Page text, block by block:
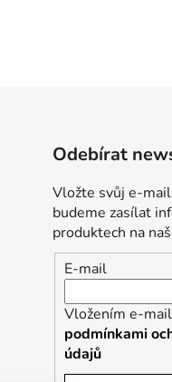
Odebírat
Vložte svůj e-
budeme zasílat
produktech na
E-mail
Vložením e-
podmínkami
údajů